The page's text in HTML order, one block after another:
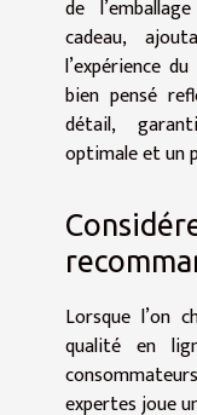
de
cadeau,
l’expérience
bien pensé
détail,
optimale et un
Lorsque l’on
qualité en
expertes joue